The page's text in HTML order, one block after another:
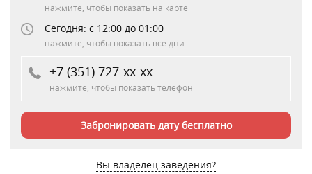
нажмите, чтобы показать на карте
Сегодня: c 12:00 до 01:00
нажмите, чтобы показать все дни
+7 (351) 727-xx-xx
нажмите, чтобы показать телефон
Забронировать дату бесплатно
Вы владелец заведения?